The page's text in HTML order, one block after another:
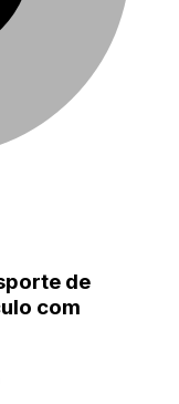
de
com